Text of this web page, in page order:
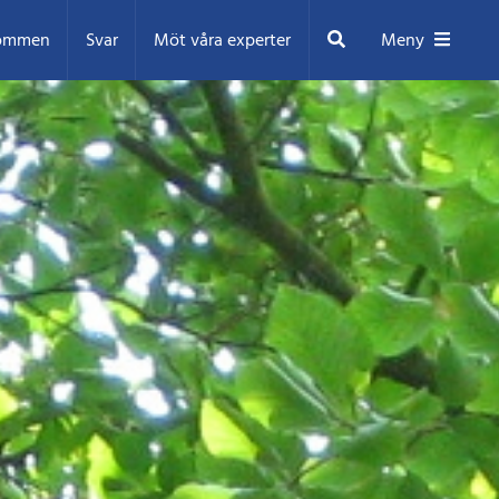
Svar Möt våra experter Sök Meny